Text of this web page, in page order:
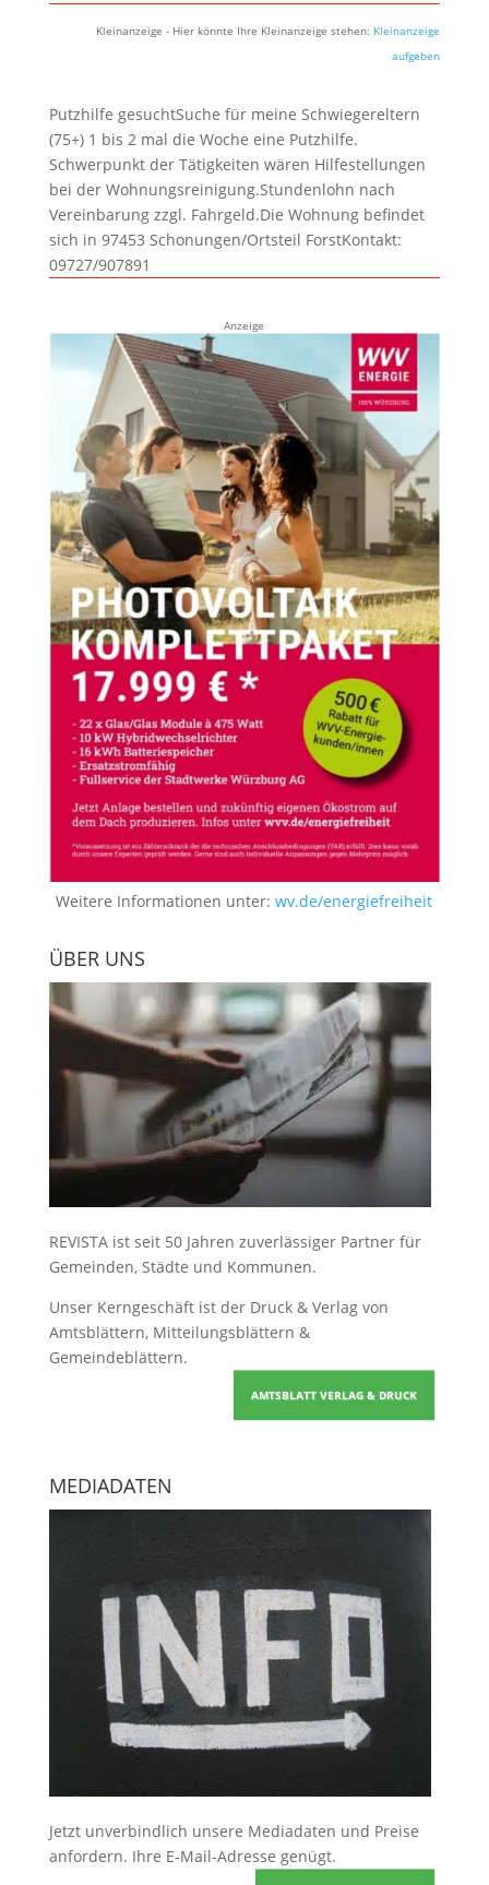
Kleinanzeige - Hier könnte Ihre Kleinanzeige stehen: Kleinanzeige
aufgeben
Putzhilfe gesuchtSuche für meine Schwiegereltern
(75+) 1 bis 2 mal die Woche eine Putzhilfe.
Schwerpunkt der Tätigkeiten wären Hilfestellungen
bei der Wohnungsreinigung.Stundenlohn nach
Vereinbarung zzgl. Fahrgeld.Die Wohnung befindet
sich in 97453 Schonungen/Ortsteil ForstKontakt:
09727/907891
Anzeige
Weitere Informationen unter:wv.de/energiefreiheit
ÜBER UNS
REVISTA ist seit 50 Jahren zuverlässiger Partner für
Gemeinden, Städte und Kommunen.
Unser Kerngeschäft ist der Druck & Verlag von
Amtsblättern, Mitteilungsblättern &
Gemeindeblättern.
AMTSBLATT VERLAG & DRUCK
MEDIADATEN
Jetzt unverbindlich unsere Mediadaten und Preise
anfordern. Ihre E-Mail-Adresse genügt.